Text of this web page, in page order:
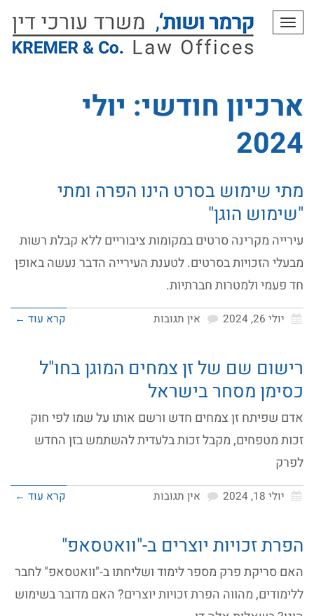
תפריט
ארכיון חודשי: יולי
2024
מתי שימוש בסרט הינו הפרה ומתי
"שימוש הוגן"
עירייה מקרינה סרטים במקומות ציבוריים ללא קבלת רשות
מבעלי הזכויות בסרטים. לטענת העירייה הדבר נעשה באופן
חד פעמי ולמטרות חברתיות.
יולי 26, 2024 אין תגובות קרא עוד ←
רישום שם של זן צמחים המוגן בחו"ל
כסימן מסחר בישראל
אדם שפיתח זן צמחים חדש ורשם אותו על שמו לפי חוק
זכות מטפחים, מקבל זכות בלעדית להשתמש בזן החדש
לפרק
יולי 18, 2024 אין תגובות קרא עוד ←
הפרת זכויות יוצרים ב-"וואטסאפ"
האם סריקת פרק מספר לימוד ושליחתו ב-"וואטסאפ" לחבר
ללימודים, מהווה הפרת זכויות יוצרים? האם מדובר בשימוש